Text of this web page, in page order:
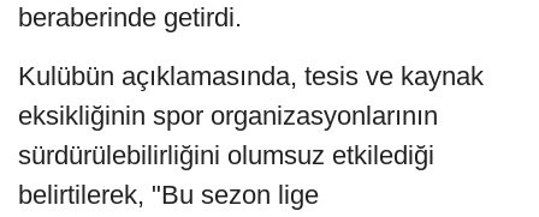
beraberinde getirdi.
Kulübün açıklamasında, tesis ve kaynak
eksikliğinin spor organizasyonlarının
sürdürülebilirliğini olumsuz etkilediği
belirtilerek, "Bu sezon lige